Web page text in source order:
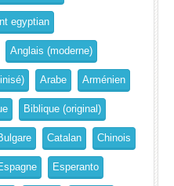
egyptian
Anglais (moderne)
Arabe Arménien
Biblique (original)
Catalan Chinois
Esperanto